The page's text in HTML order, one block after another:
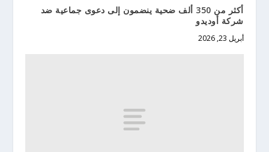
أكثر من 350 ألف ضحية ينضمون إلى دعوى جماعية ضد
شركة أوديدو
أبريل 23, 2026